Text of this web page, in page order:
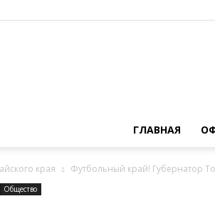
ГЛАВНАЯ
края Футбольный край! Губернатор
Общество